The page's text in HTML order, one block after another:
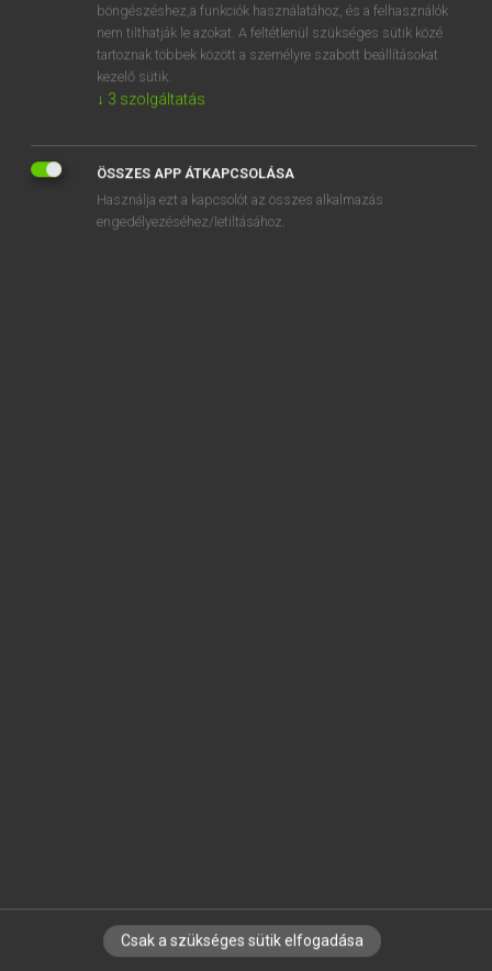
EURÓPAI UNIÓS TERMINOLÓGIAI SZÓTÁR
Kapcsolódó anyagok
goods being cleared through customs
goods declared for home use
goods dispatched
IRATKOZZ FEL HÍRLEVELÜNKRE!
böngészéshez,a funkciók használatához, és a felhasználók
nem tilthatják le azokat. A feltétlenül szükséges sütik közé
tartoznak többek között a személyre szabott beállításokat
kezelő sütik.
↓ 3 szolgáltatás
ÖSSZES APP ÁTKAPCSOLÁSA
Használja ezt a kapcsolót az összes alkalmazás
engedélyezéséhez/letiltásához.
Csak a szükséges sütik elfogadása